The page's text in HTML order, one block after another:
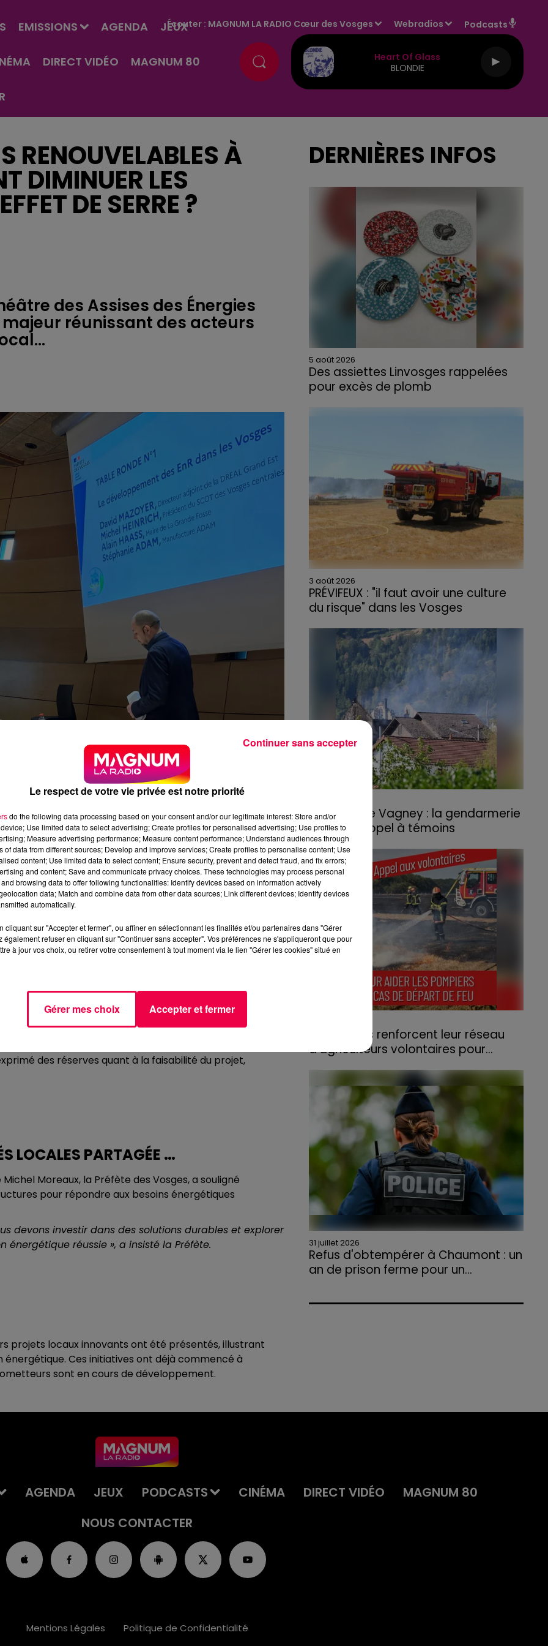
EMISSIONS AGENDA JEUX
DIRECT VIDÉO MAGNUM 80
Écouter : MAGNUM LA RADIO Cœur des Vosges Webradios Podcasts
Heart Of Glass
BLONDIE
RENOUVELABLES À
DIMINUER LES
DE SERRE ?
des Assises des Énergies
réunissant des acteurs
approfondies sur les défis à surmonter, les
les différents acteurs, qu'ils soient du secteur public,
NATIONAUX FIXÉS PAR LA LOI
renouvelables visent d'ici 2030 à :
de 40 % par rapport à 1990.
de 20 % par rapport à 2012.
dans la consommation finale brute d'énergie.
et les sources d'énergie renouvelables. Les
en œuvre de cette nouvelle stratégie énergétique, avec
défis, comme le souligne Lionel Leclerc, Maire de
des réserves quant à la faisabilité du projet,
LOCALES PARTAGÉE …
Moreaux, la Préfète des Vosges, a souligné
pour répondre aux besoins énergétiques
devons investir dans des solutions durables et explorer
énergétique réussie », a insisté la Préfète.
projets locaux innovants ont été présentés, illustrant
Ces initiatives ont déjà commencé à
sont en cours de développement.
DERNIÈRES INFOS
5 août 2026
Des assiettes Linvosges rappelées
pour excès de plomb
3 août 2026
PRÉVIFEUX : "il faut avoir une culture
du risque" dans les Vosges
Incendie de Vagney : la gendarmerie
lance un appel à témoins
Le feu, parti d'une haie avant de se propager
au quartier résidentiel, avait détruit deux
habitations et contraint à l'évacuation d'une
centaine de personnes.
Les Vosges renforcent leur réseau
d'agriculteurs volontaires pour...
départs de feu, la Chambre d'agriculture
des Vosges a lancé un appel aux
agriculteurs volontaires pour venir en aide...
31 juillet 2026
Refus d'obtempérer à Chaumont : un
an de prison ferme pour un...
l'annulation de son permis et la confiscation
AGENDA JEUX PODCASTS CINÉMA DIRECT VIDÉO
MAGNUM 80
NOUS CONTACTER
Mentions Légales Politique de Confidentialité
Le respect de votre vie privée est notre priorité
do the following data processing based on your consent and/or our legitimate interest: Store and/or
Use limited data to select advertising; Create profiles for personalised advertising; Use profiles to
Measure advertising performance; Measure content performance; Understand audiences through
of data from different sources; Develop and improve services; Create profiles to personalise content; Use
content; Use limited data to select content; Ensure security, prevent and detect fraud, and fix errors;
and content; Save and communicate privacy choices. These technologies may process personal
browsing data to offer following functionalities: Identify devices based on information actively
data; Match and combine data from other data sources; Link different devices; Identify devices
automatically.
cliquant sur "Accepter et fermer", ou affiner en sélectionnant les finalités et/ou partenaires dans "Gérer
également refuser en cliquant sur "Continuer sans accepter". Vos préférences ne s'appliqueront que pour
à jour vos choix, ou retirer votre consentement à tout moment via le lien "Gérer les cookies" situé en
Gérer mes choix Accepter et fermer
Continuer sans accepter